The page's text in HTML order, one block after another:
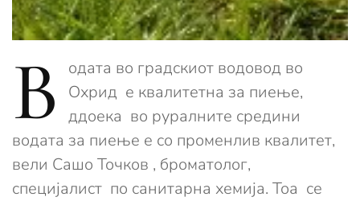
В
одата во градскиот водовод во
Охрид е квалитетна за пиење,
ддоека во руралните средини
водата за пиење е со променлив квалитет,
вели Сашо Точков , броматолог,
специјалист по санитарна хемија. Тоа се